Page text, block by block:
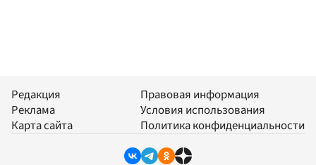
Редакция
Реклама
Карта сайта
Правовая информация
Условия использования
Политика конфиденциальности